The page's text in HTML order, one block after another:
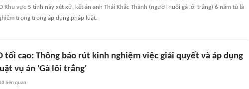
Khu vực 5 tỉnh này xét xử, kết án anh Thái Khắc Thành (người nuôi gà lôi trắng) 6 năm tù là
trọng trong áp dụng pháp luật.
tối cao: Thông báo rút kinh nghiệm việc giải quyết và áp dụng
vụ án 'Gà lôi trắng'
liên quan